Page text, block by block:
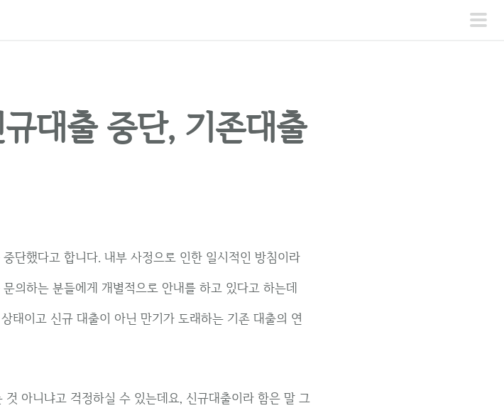
대출 중단, 기존대출
단했다고 합니다. 내부 사정으로 인한 일시적인 방침이라
의하는 분들에게 개별적으로 안내를 하고 있다고 하는데
태이고 신규 대출이 아닌 만기가 도래하는 기존 대출의 연
아니냐고 걱정하실 수 있는데요, 신규대출이라 함은 말 그